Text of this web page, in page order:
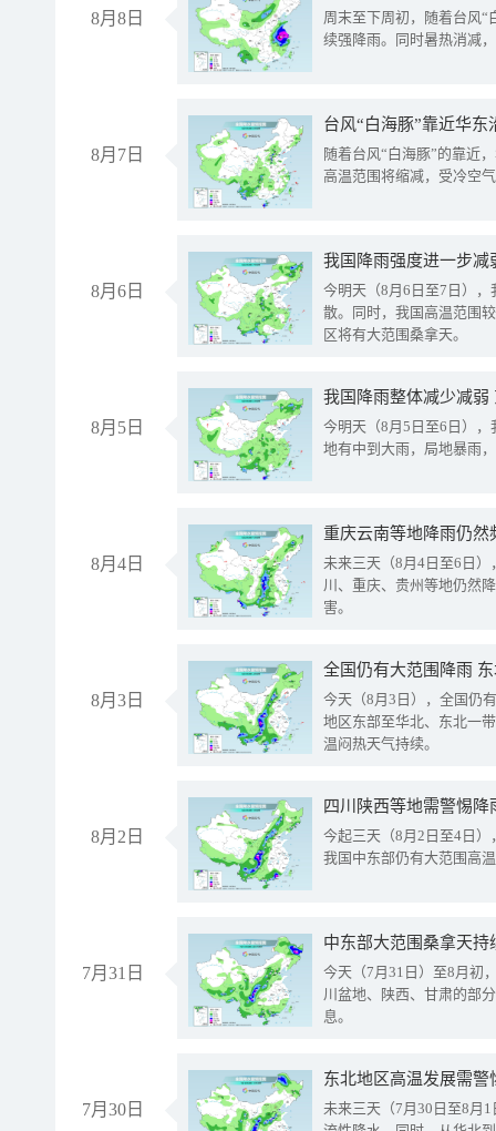
8月8日
周末至下周初，随着台风“
续强降雨。同时暑热消减
8月7日
台风“白海豚”靠近华
随着台风“白海豚”的靠近
高温范围将缩减，受冷空
8月6日
今明天（8月6日至7日）
散。同时，我国高温范围
区将有大范围桑拿天。
8月5日
我国降雨整体减少减弱
今明天（8月5日至6日）
地有中到大雨，局地暴雨
8月4日
重庆云南等地降雨仍然
未来三天（8月4日至6日
川、重庆、贵州等地仍然
害。
8月3日
全国仍有大范围降雨
今天（8月3日），全国仍
地区东部至华北、东北一
温闷热天气持续。
8月2日
今起三天（8月2日至4日
我国中东部仍有大范围高
7月31日
中东部大范围桑拿天
今天（7月31日）至8月初
川盆地、陕西、甘肃的部
息。
7月30日
东北地区高温发展需
未来三天（7月30日至8月